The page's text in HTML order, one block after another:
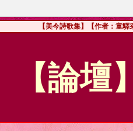
【美今詩歌集】【作者：童
【論壇